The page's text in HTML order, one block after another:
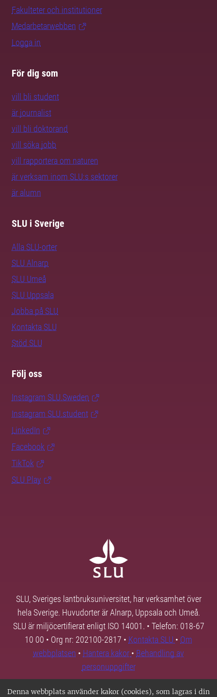
Denna webbplats använder kakor (cookies), som lagras i din
Fakulteter och institutioner
Medarbetarwebben
Logga in
För dig som
vill bli student
är journalist
vill bli doktorand
vill söka jobb
vill rapportera om naturen
är verksam inom SLU:s sektorer
är alumn
SLU i Sverige
Alla SLU-orter
SLU Alnarp
SLU Umeå
SLU Uppsala
Jobba på SLU
Kontakta SLU
Stöd SLU
Följ oss
Instagram SLU.Sweden
Instagram SLU.student
LinkedIn
Facebook
TikTok
SLU Play
SLU, Sveriges lantbruksuniversitet, har verksamhet över
hela Sverige. Huvudorter är Alnarp, Uppsala och Umeå.
SLU är miljöcertifierat enligt ISO 14001. • Telefon: 018-67
10 00 • Org nr: 202100-2817 • Kontakta SLU • Om
webbplatsen • Hantera kakor • Behandling av
personuppgifter